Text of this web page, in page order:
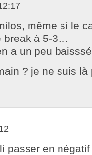
même si le
break à 5-3…
a un peu
? je ne suis là
passer en